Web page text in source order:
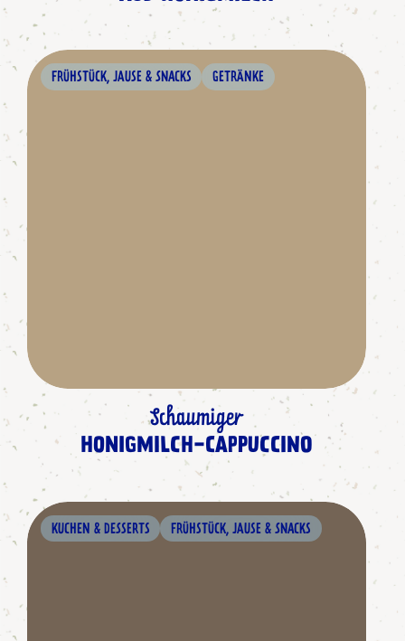
FRÜHSTÜCK, JAUSE & SNACKS GETRÄNKE
Schaumiger
HONIGMILCH-CAPPUCCINO
KUCHEN & DESSERTS FRÜHSTÜCK, JAUSE & SNACKS